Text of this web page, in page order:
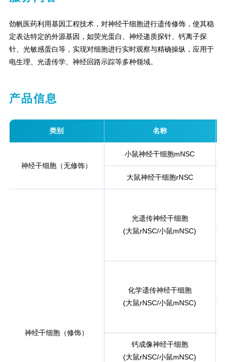
劲帆医药利用基因工程技术，对神经干细胞进行遗传修饰，使其稳
定表达特定的外源基因，如荧光蛋白、神经递质探针、钙离子探
针、光敏感蛋白等，实现对细胞进行实时观察与精确操纵，应用于
电生理、光遗传学、神经回路示踪等多种领域。
产品信息
类别 名称
神经干细胞（无修饰）
小鼠神经干细胞mNSC
大鼠神经干细胞rNSC
神经干细胞（修饰）
光遗传神经干细胞
(大鼠rNSC/小鼠mNSC)
化学遗传神经干细胞
(大鼠rNSC/小鼠mNSC)
钙成像神经干细胞
(大鼠rNSC/小鼠mNSC)